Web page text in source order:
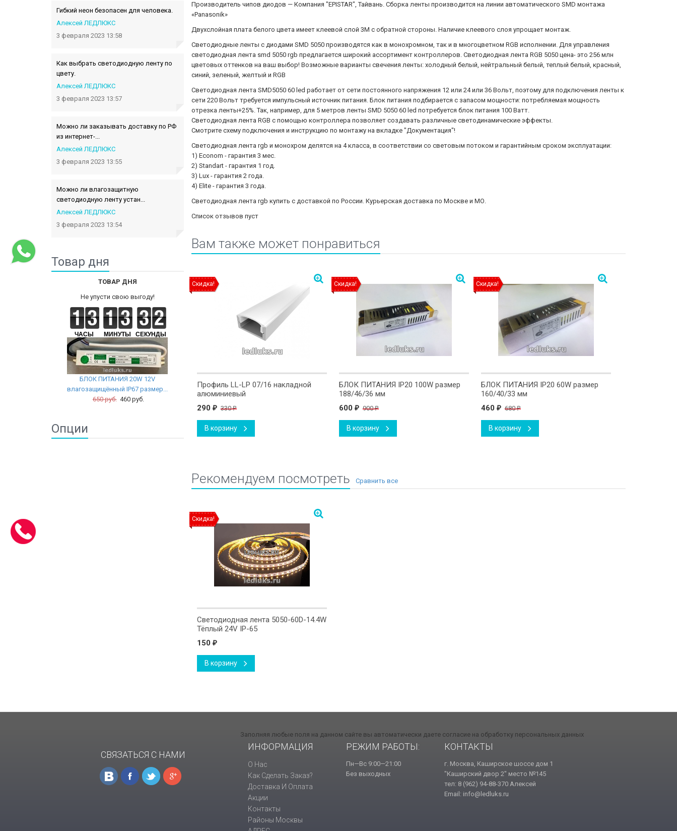
Гибкий неон безопасен для человека.
Алексей ЛЕДЛЮКС
3 февраля 2023 13:58
Как выбрать светодиодную ленту по
цвету.
Алексей ЛЕДЛЮКС
3 февраля 2023 13:57
Можно ли заказывать доставку по РФ
из интернет-...
Алексей ЛЕДЛЮКС
3 февраля 2023 13:55
Можно ли влагозащитную
светодиодную ленту устан...
Алексей ЛЕДЛЮКС
3 февраля 2023 13:54
Товар дня
ТОВАР ДНЯ
Не упусти свою выгоду!
ЧАСЫ МИНУТЫ СЕКУНДЫ
БЛОК ПИТАНИЯ 20W 12V
влагозащищённый IP67 размер...
650 руб. 460 руб.
Опции
Производитель чипов диодов — Компания "EPISTAR", Тайвань. Сборка ленты производится на линии автоматического SMD монтажа
«Panasonik»
Двухслойная плата белого цвета имеет клеевой слой 3М с обратной стороны. Наличие клеевого слоя упрощает монтаж.
Светодиодные ленты с диодами SMD 5050 производятся как в монохромном, так и в многоцветном RGB исполнении. Для управления
светодиодная лента smd 5050 rgb предлагается широкий ассортимент контроллеров. Светодиодная лента RGB 5050 цена- это 256 млн
цветовых оттенков на ваш выбор! Возможные варианты свечения ленты: холодный белый, нейтральный белый, теплый белый, красный,
синий, зеленый, желтый и RGB
Светодиодная лента SMD5050 60 led работает от сети постоянного напряжения 12 или 24 или 36 Вольт, поэтому для подключения ленты к
сети 220 Вольт требуется импульсный источник питания. Блок питания подбирается с запасом мощности: потребляемая мощность
отрезка ленты+25%. Так, например, для 5 метров ленты SMD 5050 60 led потребуется блок питания 100 Ватт.
Светодиодная лента RGB с помощью контроллера позволяет создавать различные светодинамические эффекты.
Смотрите схему подключения и инструкцию по монтажу на вкладке "Документация"!
Светодиодная лента rgb и монохром делятся на 4 класса, в соответствии со световым потоком и гарантийным сроком эксплуатации:
1) Econom - гарантия 3 мес.
2) Standart - гарантия 1 год.
3) Lux - гарантия 2 года.
4) Elite - гарантия 3 года.
Светодиодная лента rgb купить с доставкой по России. Курьерская доставка по Москве и МО.
Список отзывов пуст
Вам также может понравиться
Скидка!
Профиль LL-LP 07/16 накладной
алюминиевый
290 ₽ 330₽
В корзину
Скидка!
БЛОК ПИТАНИЯ IP20 100W размер
188/46/36 мм
600 ₽ 900₽
В корзину
Скидка!
БЛОК ПИТАНИЯ IP20 60W размер
160/40/33 мм
460 ₽ 680₽
В корзину
Рекомендуем посмотреть
Скидка!
Светодиодная лента 5050-60D-14.4W
Тёплый 24V IP-65
150 ₽
В корзину
СВЯЗАТЬСЯ С НАМИ
Заполняя любые поля на данном сайте вы автоматически даете согласие на обработку персональных данных
ИНФОРМАЦИЯ
О Нас
Как Сделать Заказ?
Доставка И Оплата
Акции
Контакты
Районы Москвы
РЕЖИМ РАБОТЫ:
Пн—Вс 9:00—21:00
Без выходных
КОНТАКТЫ
г. Москва, Каширское шоссе дом 1
"Каширский двор 2" место №145
тел: 8 (962) 94-88-370 Алексей
Email: info@ledluks.ru